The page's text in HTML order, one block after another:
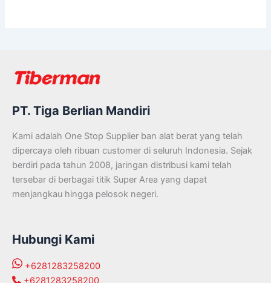
PT. Tiga Berlian Mandiri
Kami adalah One Stop Supplier ban alat berat yang telah
dipercaya oleh ribuan customer di seluruh Indonesia. Sejak
berdiri pada tahun 2008, jaringan distribusi kami telah
tersebar di berbagai titik Super Area yang dapat
menjangkau hingga pelosok negeri.
Hubungi Kami
+6281283258200
+6281283258200